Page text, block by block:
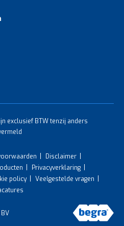
exclusief BTW tenzij anders
Disclaimer
Privacyverklaring
policy
Veelgestelde vragen